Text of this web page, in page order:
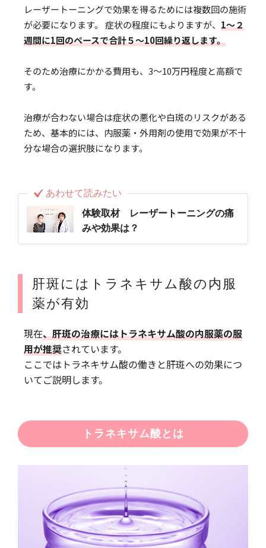
レーザートーニングで効果を得るためには複数回の施術
が必要になります。 症状の程度にもよりますが、 1〜２
週間に1回のペースで合計５〜10回繰り返します。
そのため治療にかかる費用も、3〜10万円程度と高額で
す。
治療が合わない場合は症状の悪化や白斑のリスクがある
ため、基本的には、内服薬・外用剤の使用で効果が不十
分な場合の選択肢になります。
あわせて読みたい
体験取材 レーザートーニングの痛
みや効果は？
肝斑にはトラネキサム酸の内服
薬が有効
現在、肝斑の治療にはトラネキサム酸の内服薬の服
用が推奨されています。
ここではトラネキサム酸の働きと肝斑への効果につ
いてご説明します。
トラネキサム酸とは